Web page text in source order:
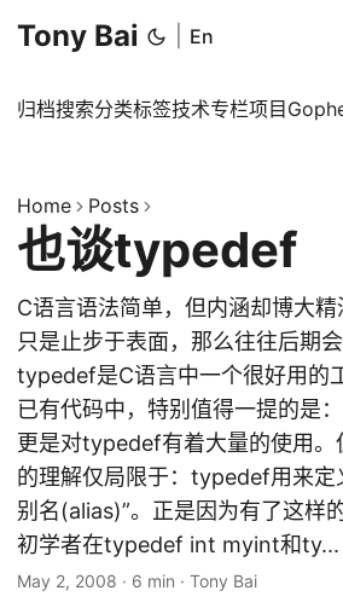
Tony Bai En
归档搜索分类标签技术专栏项目
Home Posts
也谈typedef
C语言语法简单，但内涵却博大
只是止步于表面，那么往往后期会
typedef是C语言中一个很好用的
已有代码中，特别值得一提的是
更是对typedef有着大量的使用。
的理解仅局限于：typedef用来定
别名(alias)”。正是因为有了这样
初学者在typedef int myint和ty...
May 2, 2008 · 6 min · Tony Bai